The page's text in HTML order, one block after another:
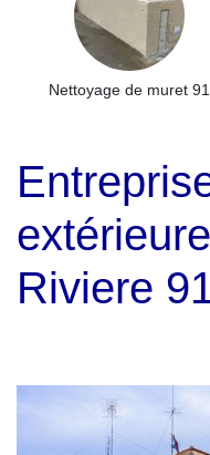
Nettoyage de muret 91
Riviere